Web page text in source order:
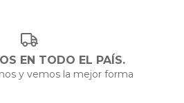
EN TODO EL PAÍS.
y vemos la mejor forma